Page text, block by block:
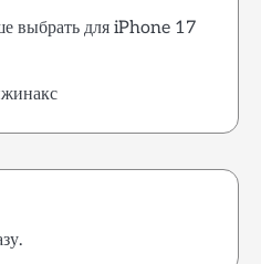
выбрать для iPhone 17